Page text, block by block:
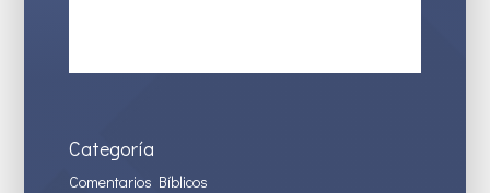
Categoría
Comentarios Bíblicos